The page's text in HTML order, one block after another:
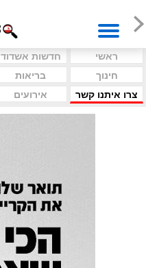
ראשי חדשות אשדוד
חינוך
בריאות
צרו איתנו קשר
אירועים